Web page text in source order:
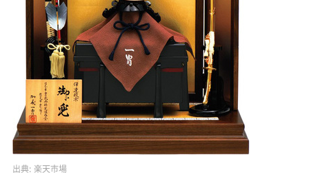
出典: 楽天市場